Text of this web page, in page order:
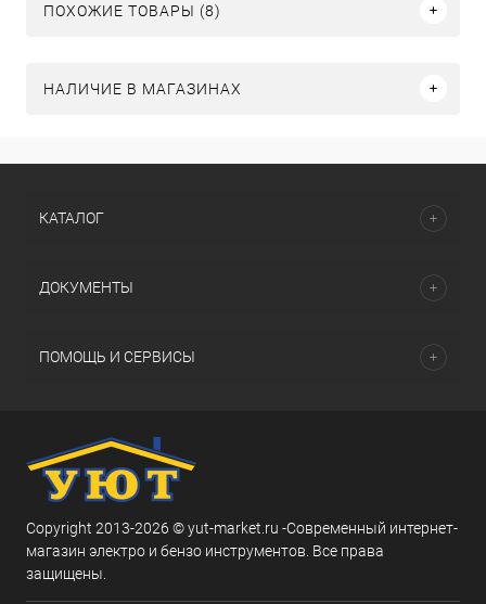
ПОХОЖИЕ ТОВАРЫ (8)
НАЛИЧИЕ В МАГАЗИНАХ
КАТАЛОГ
ДОКУМЕНТЫ
ПОМОЩЬ И СЕРВИСЫ
Copyright 2013-2026 © yut-market.ru -Современный интернет-
магазин электро и бензо инструментов. Все права
защищены.